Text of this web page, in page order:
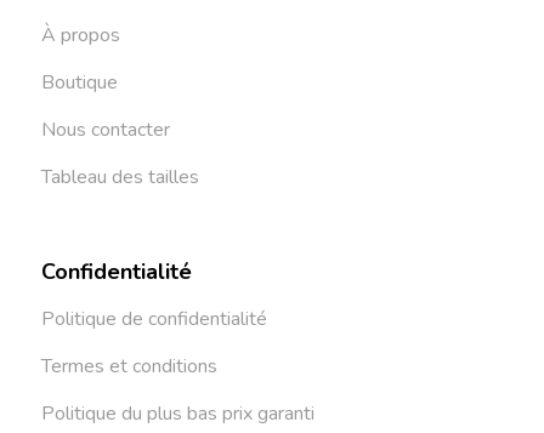
À propos
Boutique
Nous contacter
Tableau des tailles
Confidentialité
Politique de confidentialité
Termes et conditions
Politique du plus bas prix garanti